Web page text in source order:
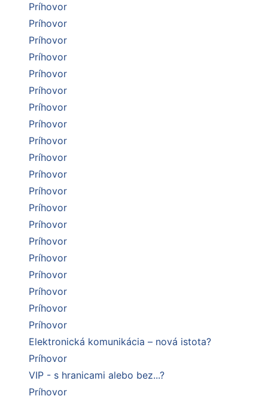
Príhovor
Príhovor
Príhovor
Príhovor
Príhovor
Príhovor
Príhovor
Príhovor
Príhovor
Príhovor
Príhovor
Príhovor
Príhovor
Príhovor
Príhovor
Príhovor
Príhovor
Príhovor
Príhovor
Príhovor
Elektronická komunikácia – nová istota?
Príhovor
VIP - s hranicami alebo bez...?
Príhovor